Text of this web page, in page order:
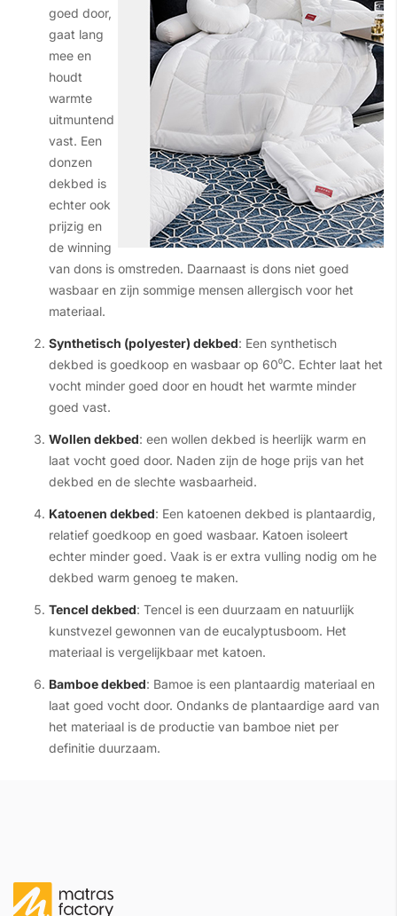
goed door,
gaat lang
mee en
houdt
warmte
uitmuntend
vast. Een
donzen
dekbed is
echter ook
prijzig en
de winning
van dons is omstreden. Daarnaast is dons niet goed
wasbaar en zijn sommige mensen allergisch voor het
materiaal.
Synthetisch (polyester) dekbed: Een synthetisch
dekbed is goedkoop en wasbaar op 60⁰C. Echter laat het
vocht minder goed door en houdt het warmte minder
goed vast.
Wollen dekbed: een wollen dekbed is heerlijk warm en
laat vocht goed door. Naden zijn de hoge prijs van het
dekbed en de slechte wasbaarheid.
Katoenen dekbed: Een katoenen dekbed is plantaardig,
relatief goedkoop en goed wasbaar. Katoen isoleert
echter minder goed. Vaak is er extra vulling nodig om he
dekbed warm genoeg te maken.
Tencel dekbed: Tencel is een duurzaam en natuurlijk
kunstvezel gewonnen van de eucalyptusboom. Het
materiaal is vergelijkbaar met katoen.
Bamboe dekbed: Bamoe is een plantaardig materiaal en
laat goed vocht door. Ondanks de plantaardige aard van
het materiaal is de productie van bamboe niet per
definitie duurzaam.